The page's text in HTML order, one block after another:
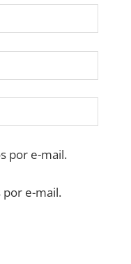
por e-mail.
e-mail.